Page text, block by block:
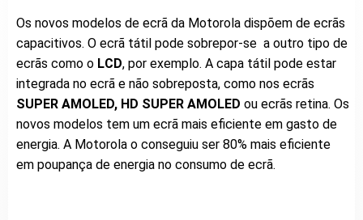
Os novos modelos de ecrã da Motorola dispõem de ecrãs
capacitivos. O ecrã tátil pode sobrepor-se a outro tipo de
ecrãs como o LCD, por exemplo. A capa tátil pode estar
integrada no ecrã e não sobreposta, como nos ecrãs
SUPER AMOLED, HD SUPER AMOLED ou ecrãs retina. Os
novos modelos tem um ecrã mais eficiente em gasto de
energia. A Motorola o conseguiu ser 80% mais eficiente
em poupança de energia no consumo de ecrã.